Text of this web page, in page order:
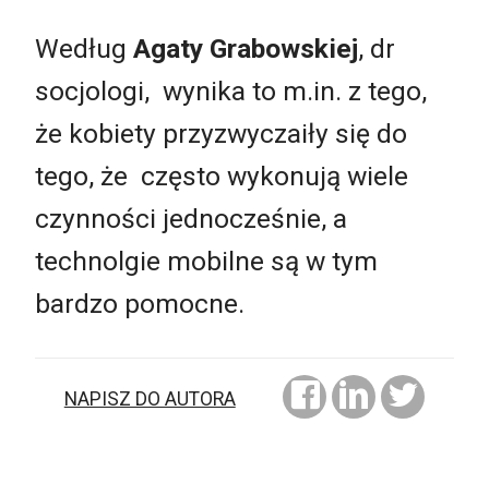
Według Agaty Grabowskiej, dr
socjologi, wynika to m.in. z tego,
że kobiety przyzwyczaiły się do
tego, że często wykonują wiele
czynności jednocześnie, a
technolgie mobilne są w tym
bardzo pomocne.
NAPISZ DO AUTORA